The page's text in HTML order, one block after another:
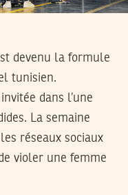
tunisien.
invitée dans l’une
La semaine
réseaux sociaux
violer une femme